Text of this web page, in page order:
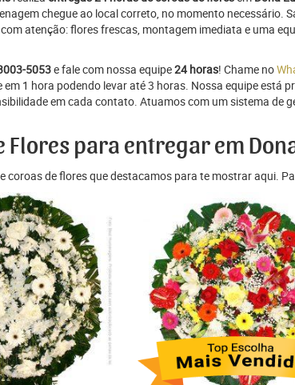
chegue ao local correto, no momento necessário.
atenção: flores frescas, montagem imediata e uma
5053e fale com nossa equipe24 horas! Chame no
em 1 hora podendo levar até 3 horas. Nossa equipe está
em cada contato. Atuamos com um sistema
Flores para entregar em
coroas de flores que destacamos para te mostrar aqui.